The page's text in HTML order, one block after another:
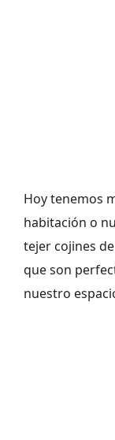
Hoy tenemos
habitación o
tejer cojines
que son
nuestro